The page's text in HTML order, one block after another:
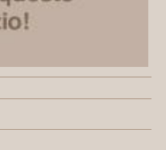
2 or more characters for